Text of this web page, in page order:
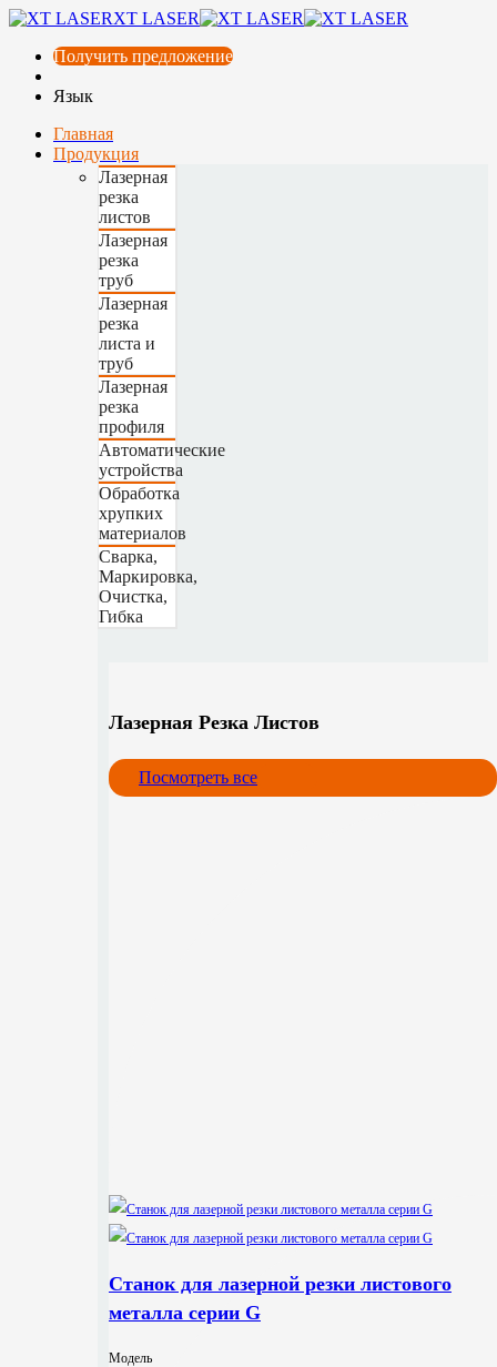
XT LASER
Получить предложение
Язык
Главная
Продукция
Лазерная
резка
листов
Лазерная
резка
труб
Лазерная
резка
листа и
труб
Лазерная
резка
профиля
Автоматические
устройства
Обработка
хрупких
материалов
Сварка,
Маркировка,
Очистка,
Гибка
Лазерная Резка Листов
Посмотреть все
Станок для лазерной резки листового
металла серии G
Модель